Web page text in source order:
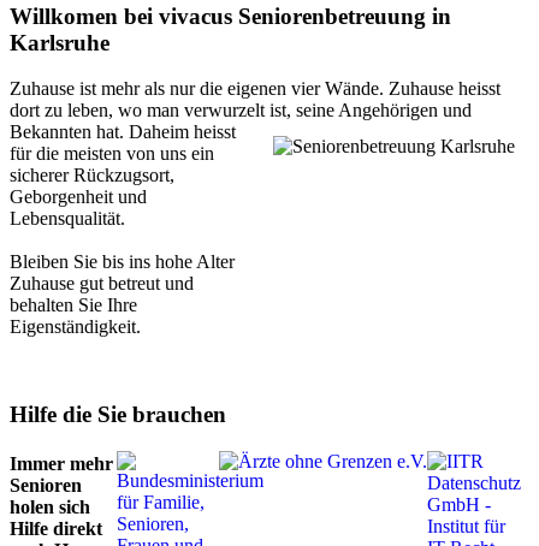
Willkomen bei vivacus Seniorenbetreuung in
Karlsruhe
Zuhause ist mehr als nur die eigenen vier Wände. Zuhause heisst
dort zu leben, wo man verwurzelt ist, seine Angehörigen und
Bekannten hat. Daheim heisst
für die meisten von uns ein
sicherer Rückzugsort,
Geborgenheit und
Lebensqualität.
Bleiben Sie bis ins hohe Alter
Zuhause gut betreut und
behalten Sie Ihre
Eigenständigkeit.
Hilfe die Sie brauchen
Immer mehr
Senioren
holen sich
Hilfe direkt